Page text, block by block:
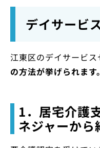
デイサービ
江東区のデイサービス
の方法が挙げられます。
1．居宅介護
ネジャーから